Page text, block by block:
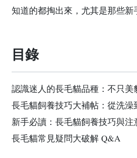
知道的都掏出來，尤其是那些新
目錄
認識迷人的長毛貓品種：不只美
長毛貓飼養技巧大補帖：從洗澡
新手必讀：長毛貓飼養技巧與
長毛貓常見疑問大破解 Q&A